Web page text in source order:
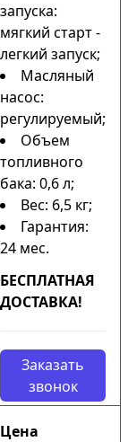
запуска:
мягкий старт -
легкий запуск;
Масляный
насос:
регулируемый;
Объем
топливного
бака: 0,6 л;
Вес: 6,5 кг;
Гарантия:
24 мес.
БЕСПЛАТНАЯ
ДОСТАВКА!
Заказать
звонок
Цена